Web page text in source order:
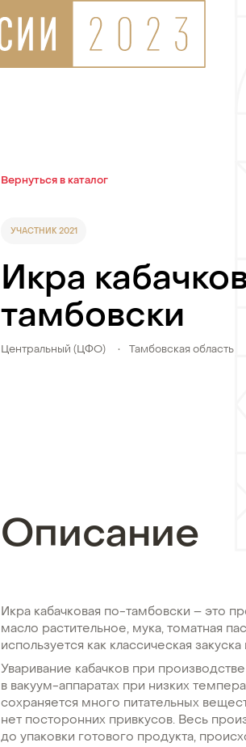
Вернуться в каталог
УЧАСТНИК 2021
Икра
тамбовски
Центральный (ЦФО) • Тамбовская область
Описание
Икра кабачковая по-тамбовски – это
масло растительное, мука, томатная
используется как классическая
Уваривание кабачков при
в вакуум-аппаратах при низких
сохраняется много питательных
нет посторонних привкусов. Весь
до упаковки готового продукта,